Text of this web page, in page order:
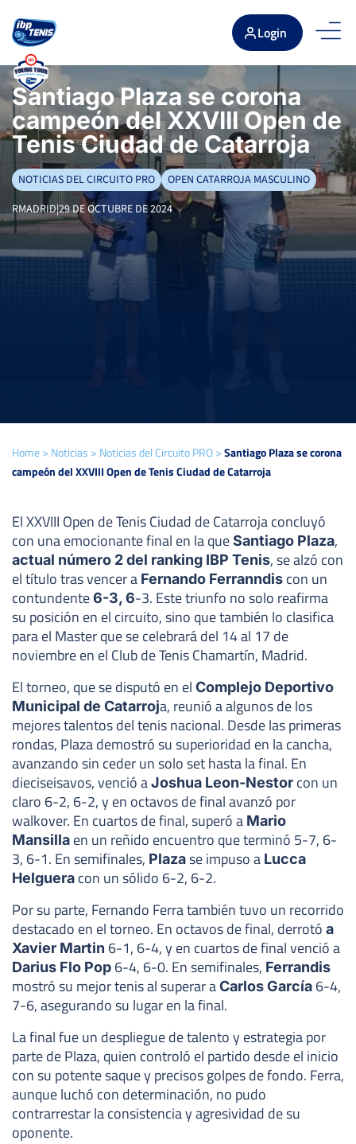
Login
Santiago Plaza se corona
campeón del XXVIII Open de
Tenis Ciudad de Catarroja
NOTICIAS DEL CIRCUITO PRO
OPEN CATARROJA MASCULINO
RMADRID|29 DE OCTUBRE DE 2024
Home> Noticias > Noticias del Circuito PRO>Santiago Plaza se corona
campeón del XXVIII Open de Tenis Ciudad de Catarroja
El XXVIII Open de Tenis Ciudad de Catarroja concluyó
con una emocionante final en la queSantiago Plaza,
actual número 2 del ranking IBP Tenis, se alzó con
el título tras vencer a Fernando Ferranndis con un
contundente6-3, 6-3. Este triunfo no solo reafirma
su posición en el circuito, sino que también lo clasifica
para el Master que se celebrará del 14 al 17 de
noviembre en el Club de Tenis Chamartín, Madrid.
El torneo, que se disputó en el Complejo Deportivo
Municipal de Catarroja, reunió a algunos de los
mejores talentos del tenis nacional. Desde las primeras
rondas, Plaza demostró su superioridad en la cancha,
avanzando sin ceder un solo set hasta la final. En
dieciseisavos, venció aJoshua Leon-Nestor con un
claro 6-2, 6-2, y en octavos de final avanzó por
walkover. En cuartos de final, superó a Mario
Mansilla en un reñido encuentro que terminó 5-7, 6-
3, 6-1. En semifinales, Plazase impuso a Lucca
Helguera con un sólido 6-2, 6-2.
Por su parte, Fernando Ferra también tuvo un recorrido
destacado en el torneo. En octavos de final, derrotó a
Xavier Martin 6-1, 6-4, y en cuartos de final venció a
Darius Flo Pop 6-4, 6-0. En semifinales, Ferrandis
mostró su mejor tenis al superar aCarlos García 6-4,
7-6, asegurando su lugar en la final.
La final fue un despliegue de talento y estrategia por
parte de Plaza, quien controló el partido desde el inicio
con su potente saque y precisos golpes de fondo. Ferra,
aunque luchó con determinación, no pudo
contrarrestar la consistencia y agresividad de su
oponente.